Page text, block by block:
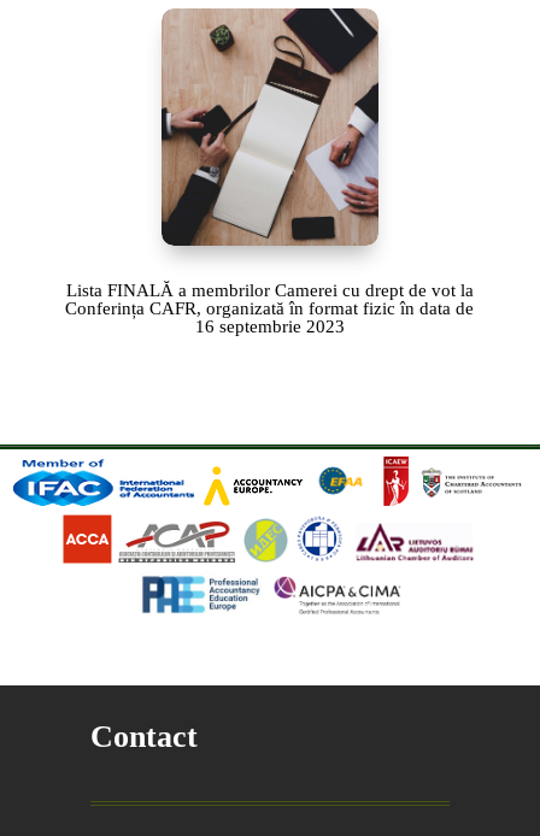
Lista FINALĂ a membrilor Camerei cu drept de vot la
Conferința CAFR, organizată în format fizic în data de
16 septembrie 2023
Contact